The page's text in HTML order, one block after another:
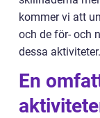
kommer vi att
och de för- och
dessa aktiviteter.
En